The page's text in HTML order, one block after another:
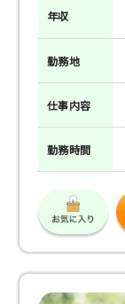
年収
勤務地
仕事内容
勤務時間